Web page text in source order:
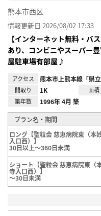
熊本市西区
情報更新日 2026/08/02 17:33
【インターネット無料・バ
あり、コンビニやスーパー
屋駐車場有部屋♪
アクセス 熊本市上熊本線「県
間取り 1K 面積
築年数 1996年 4月 築
プラン名・期間
ロング【聖粒会 慈恵病院東（本
入口西）】
30日以上～360日未満
ショート【聖粒会 慈恵病院東（
寺入口西）】
～30日未満